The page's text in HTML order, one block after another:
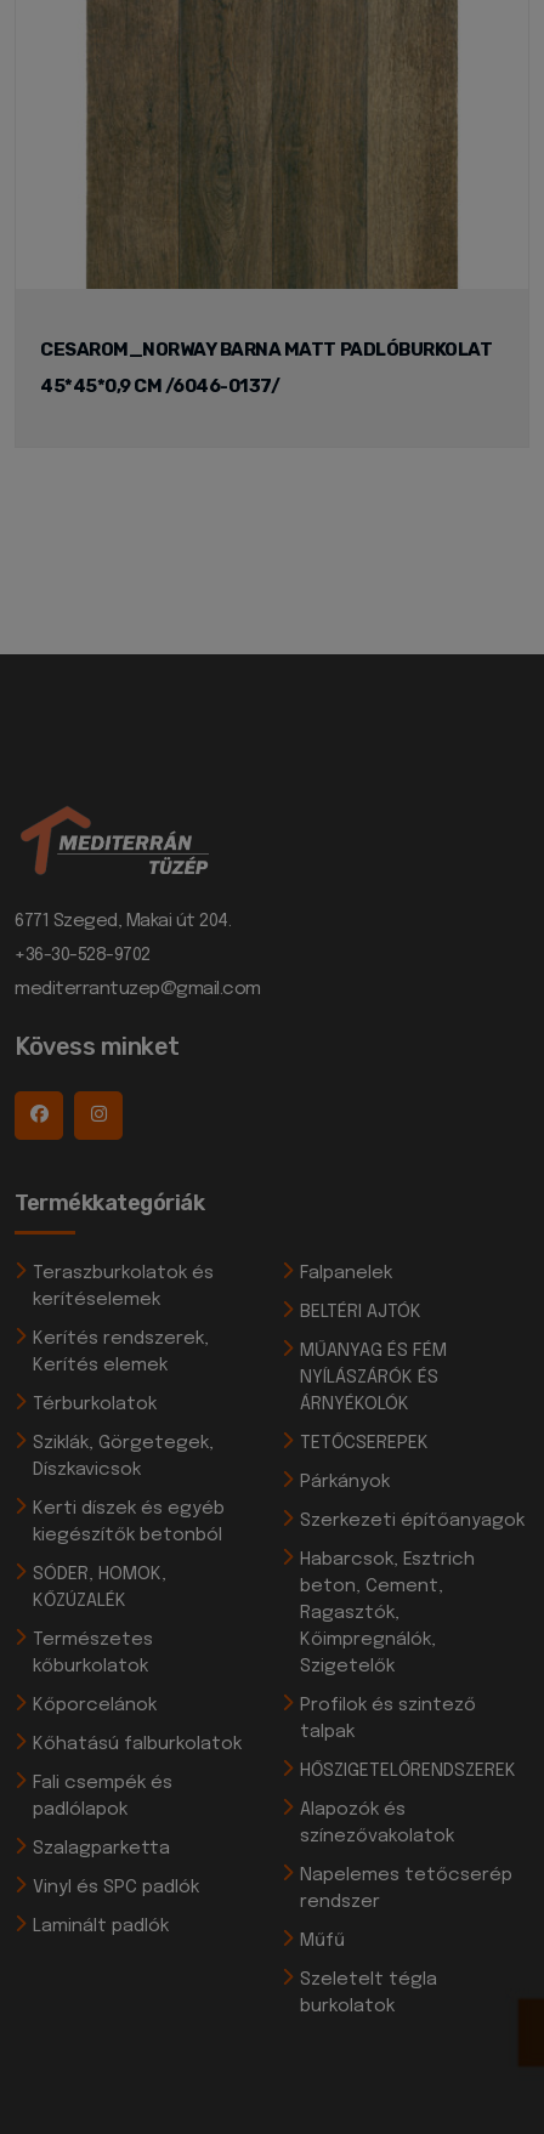
CESAROM_NORWAY BARNA MATT PADLÓBURKOLAT
45*45*0,9 CM /6046-0137/
6771 Szeged, Makai út 204.
+36-30-528-9702
mediterrantuzep@gmail.com
Kövess minket
Termékkategóriák
Teraszburkolatok és
kerítéselemek
Kerítés rendszerek,
Kerítés elemek
Térburkolatok
Sziklák, Görgetegek,
Díszkavicsok
Kerti díszek és egyéb
kiegészítők betonból
SÓDER, HOMOK,
KŐZÚZALÉK
Természetes
kőburkolatok
Kőporcelánok
Kőhatású falburkolatok
Fali csempék és
padlólapok
Szalagparketta
Vinyl és SPC padlók
Laminált padlók
Falpanelek
BELTÉRI AJTÓK
MŰANYAG ÉS FÉM
NYÍLÁSZÁRÓK ÉS
ÁRNYÉKOLÓK
TETŐCSEREPEK
Párkányok
Szerkezeti építőanyagok
Habarcsok, Esztrich
beton, Cement,
Ragasztók,
Kőimpregnálók,
Szigetelők
Profilok és szintező
talpak
HŐSZIGETELŐRENDSZEREK
Alapozók és
színezővakolatok
Napelemes tetőcserép
rendszer
Műfű
Szeletelt tégla
burkolatok